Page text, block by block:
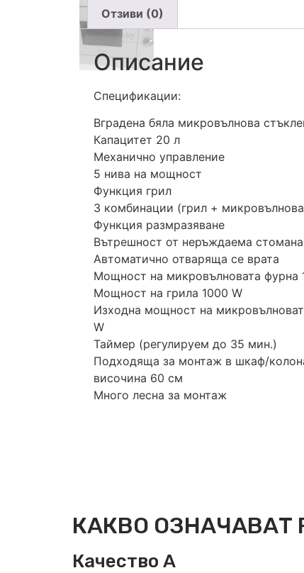
Отзиви (0)
Описание
Спецификации:
Вградена бяла микровълнова
Капацитет 20 л
Механично управление
5 нива на мощност
Функция грил
3 комбинации (грил +
Функция размразяване
Вътрешност от неръждаема стомана
Автоматично отваряща се врата
Мощност на микровълновата фурна
Мощност на грила 1000 W
Изходна мощност на
W
Таймер (регулируем до 35 мин.)
Подходяща за монтаж в шкаф/
височина 60 см
Много лесна за монтаж
КАКВО ОЗНАЧАВАТ
Качество А